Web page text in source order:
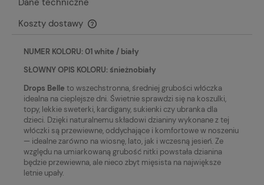
Koszty dostawy
Cena nie zawiera ewentualnych kosztów płatności
NUMER KOLORU: 01 white / biały
SŁOWNY OPIS KOLORU: śnieżnobiały
Drops Belle to wszechstronna, średniej grubości włóczka
idealna na cieplejsze dni. Świetnie sprawdzi się na koszulki,
topy, lekkie sweterki, kardigany, sukienki czy ubranka dla
dzieci. Dzięki naturalnemu składowi dzianiny wykonane z tej
włóczki są przewiewne, oddychające i komfortowe w noszeniu
— idealne zarówno na wiosnę, lato, jak i wczesną jesień. Ze
względu na umiarkowaną grubość nitki powstała dzianina
będzie przewiewna, ale nieco zbyt mięsista na największe
letnie upały.